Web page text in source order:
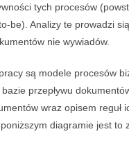
tych procesów
be). Analizy te prowadzi
nie wywiadów.
są modele procesów
przepływu
wraz opisem reguł
diagramie jest to